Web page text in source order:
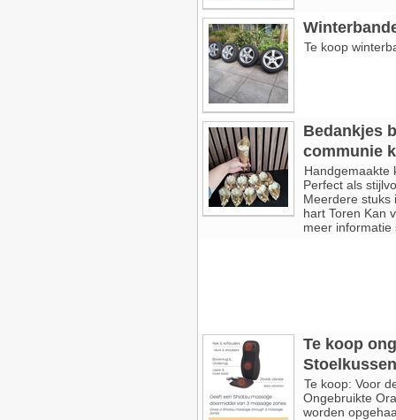
Te koop
Bedankjes
communie
Handgemaakte
Perfect als
Meerdere stuks
hart Toren Kan
meer
Te koop
Stoelkussen
Te koop: Voor
Ongebruikte
worden